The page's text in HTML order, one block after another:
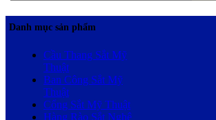
Danh mục sản phẩm
Cầu Thang Sắt Mỹ
Thuật
Ban Công Sắt Mỹ
Thuật
Cổng Sắt Mỹ Thuật
Hàng Rào Sắt Nghệ